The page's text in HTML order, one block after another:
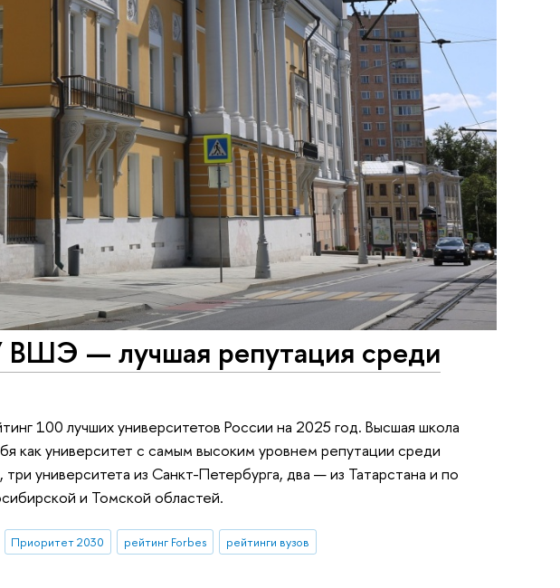
ВШЭ — лучшая репутация среди
100 лучших университетов России на 2025 год. Высшая школа
как университет с самым высоким уровнем репутации среди
университета из Санкт-Петербурга, два — из Татарстана и по
и Томской областей.
Приоритет 2030 рейтинг Forbes рейтинги вузов